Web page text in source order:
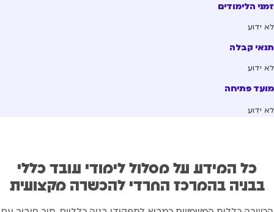
הלימודים
ידוע
קבלה
ידוע
פתיחה
ידוע
כל המידע על מסלול לימודי עובד כללי
בבניה בהמרכז החרדי להכשרה מקצועית